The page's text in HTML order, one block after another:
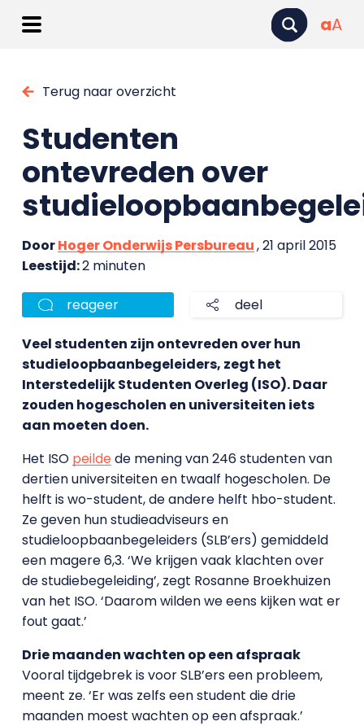
aA
Terug naar overzicht
Studenten
ontevreden over
DoorHoger Onderwijs Persbureau, 21 april 2015
Leestijd:2 minuten
reageer deel
Veel studenten zijn ontevreden over hun
studieloopbaanbegeleiders, zegt het
Interstedelijk Studenten Overleg (ISO). Daar
zouden hogescholen en universiteiten iets
aan moeten doen.
Het ISO peildede mening van 246 studenten van
dertien universiteiten en twaalf hogescholen. De
helft is wo-student, de andere helft hbo-student.
Ze geven hun studieadviseurs en
studieloopbaanbegeleiders (SLB’ers) gemiddeld
een magere 6,3. ‘We krijgen vaak klachten over
de studiebegeleiding’, zegt Rosanne Broekhuizen
van het ISO. ‘Daarom wilden we eens kijken wat er
fout gaat.’
Drie maanden wachten op een afspraak
Vooral tijdgebrek is voor SLB’ers een probleem,
meent ze. ‘Er was zelfs een student die drie
maanden moest wachten op een afspraak.’